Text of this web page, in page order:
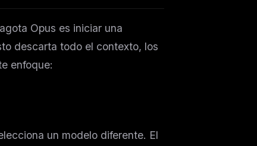
Opus es iniciar una
descarta todo el contexto, los
enfoque:
un modelo diferente. El